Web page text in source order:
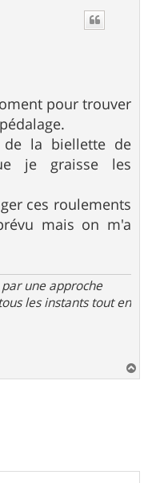
pour trouver
de la biellette de
je graisse les
ces roulements
mais on m'a
une approche
les instants tout en
a